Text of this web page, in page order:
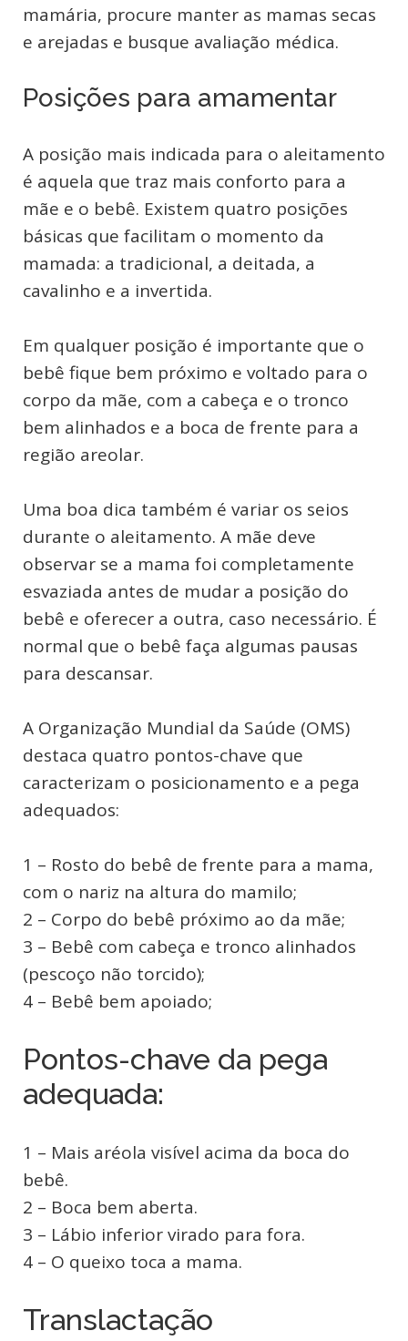
mamária, procure manter as mamas secas
e arejadas e busque avaliação médica.
Posições para amamentar
A posição mais indicada para o aleitamento
é aquela que traz mais conforto para a
mãe e o bebê. Existem quatro posições
básicas que facilitam o momento da
mamada: a tradicional, a deitada, a
cavalinho e a invertida.
Em qualquer posição é importante que o
bebê fique bem próximo e voltado para o
corpo da mãe, com a cabeça e o tronco
bem alinhados e a boca de frente para a
região areolar.
Uma boa dica também é variar os seios
durante o aleitamento. A mãe deve
observar se a mama foi completamente
esvaziada antes de mudar a posição do
bebê e oferecer a outra, caso necessário. É
normal que o bebê faça algumas pausas
para descansar.
A Organização Mundial da Saúde (OMS)
destaca quatro pontos-chave que
caracterizam o posicionamento e a pega
adequados:
1 – Rosto do bebê de frente para a mama,
com o nariz na altura do mamilo;
2 – Corpo do bebê próximo ao da mãe;
3 – Bebê com cabeça e tronco alinhados
(pescoço não torcido);
4 – Bebê bem apoiado;
Pontos-chave da pega
adequada:
1 – Mais aréola visível acima da boca do
bebê.
2 – Boca bem aberta.
3 – Lábio inferior virado para fora.
4 – O queixo toca a mama.
Translactação